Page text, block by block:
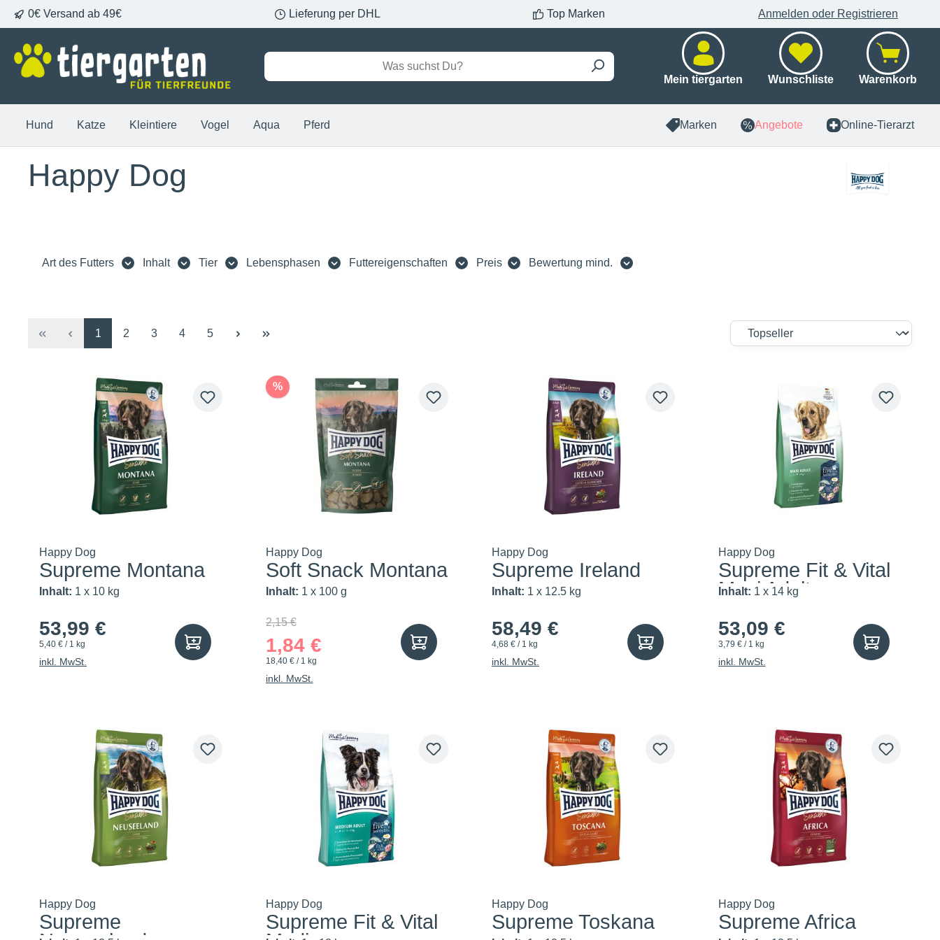
Zur Hauptnavigation springen
0€ Versand ab 49€ Lieferung per DHL Top Marken Anmelden oder Registrieren
Mein tiergarten Wunschliste Warenkorb
Hund Katze Kleintiere Vogel Aqua Pferd Marken Angebote Online-Tierarzt
Happy Dog
Art des Futters Inhalt Tier Lebensphasen Futtereigenschaften Preis Bewertung mind.
Seite
1 Seite
2 Seite
3 Seite
4 Seite
5
Happy Dog
Supreme Montana
Inhalt: 1 x 10 kg
53,99 €
5,40 € / 1 kg
inkl. MwSt.
%
Happy Dog
Soft Snack Montana
Inhalt: 1 x 100 g
2,15 €
1,84 €
18,40 € / 1 kg
inkl. MwSt.
Happy Dog
Supreme Ireland
Inhalt: 1 x 12.5 kg
58,49 €
4,68 € / 1 kg
inkl. MwSt.
Happy Dog
Supreme Fit & Vital
Maxi Adult
Inhalt: 1 x 14 kg
53,09 €
3,79 € / 1 kg
inkl. MwSt.
Happy Dog
Supreme
Happy Dog
Supreme Fit & Vital
Happy Dog
Supreme Toskana
Happy Dog
Supreme Africa